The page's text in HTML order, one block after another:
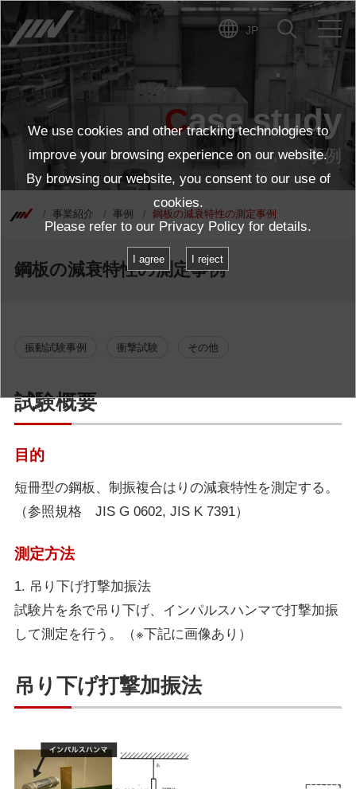
JP
Case study
事例
事業紹介 事例 鋼板の減衰特性の測定事例
鋼板の減衰特性の測定事例
振動試験事例 衝撃試験 その他
試験概要
目的
短冊型の鋼板、制振複合はりの減衰特性を測定する。
（参照規格 JIS G 0602, JIS K 7391）
測定方法
1. 吊り下げ打撃加振法
試験片を糸で吊り下げ、インパルスハンマで打撃加振
して測定を行う。（※下記に画像あり）
吊り下げ打撃加振法
We use cookies and other tracking technologies to
improve your browsing experience on our website.
By browsing our website, you consent to our use of
cookies.
Please refer to our Privacy Policy for details.
I agree I reject